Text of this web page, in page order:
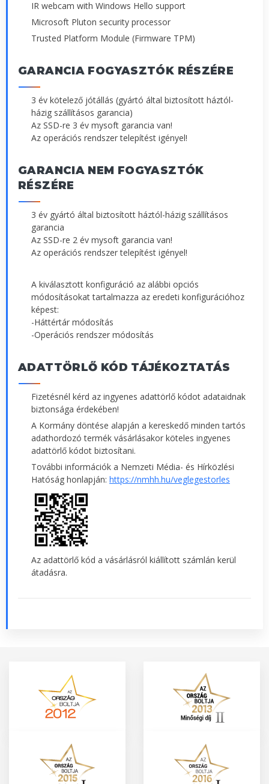
IR webcam with Windows Hello support
Microsoft Pluton security processor
Trusted Platform Module (Firmware TPM)
GARANCIA FOGYASZTÓK RÉSZÉRE
3 év kötelező jótállás (gyártó által biztosított háztól-
házig szállításos garancia)
Az SSD-re 3 év mysoft garancia van!
Az operációs rendszer telepítést igényel!
GARANCIA NEM FOGYASZTÓK
RÉSZÉRE
3 év gyártó által biztosított háztól-házig szállításos
garancia
Az SSD-re 2 év mysoft garancia van!
Az operációs rendszer telepítést igényel!
A kiválasztott konfiguráció az alábbi opciós
módosításokat tartalmazza az eredeti konfigurációhoz
képest:
-Háttértár módosítás
-Operációs rendszer módosítás
ADATTÖRLŐ KÓD TÁJÉKOZTATÁS
Fizetésnél kérd az ingyenes adattörlő kódot adataidnak
biztonsága érdekében!
A Kormány döntése alapján a kereskedő minden tartós
adathordozó termék vásárlásakor köteles ingyenes
adattörlő kódot biztosítani.
További információk a Nemzeti Média- és Hírközlési
Hatóság honlapján: https://nmhh.hu/veglegestorles
Az adattörlő kód a vásárlásról kiállított számlán kerül
átadásra.